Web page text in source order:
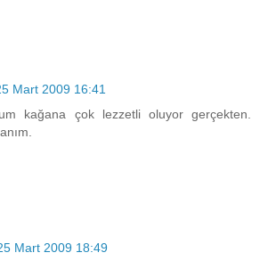
Mart 2009 16:41
kağana çok lezzetli oluyor gerçekten.
Mart 2009 18:49